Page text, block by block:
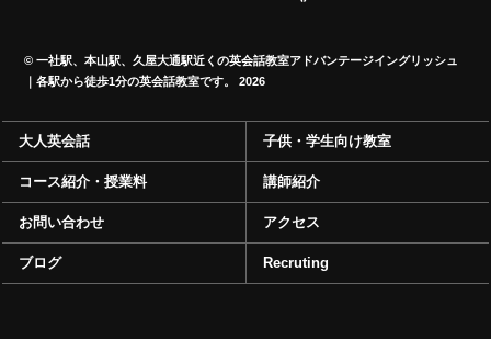
©一社駅、本山駅、久屋大通駅近くの英会話教室アドバンテージイングリッシュ
｜各駅から徒歩1分の英会話教室です。
2026
大人英会話 子供・学生向け教室
コース紹介・授業料 講師紹介
お問い合わせ アクセス
ブログ Recruting